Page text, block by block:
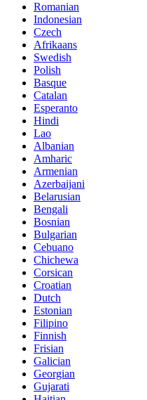
Romanian
Indonesian
Czech
Afrikaans
Swedish
Polish
Basque
Catalan
Esperanto
Hindi
Lao
Albanian
Amharic
Armenian
Azerbaijani
Belarusian
Bengali
Bosnian
Bulgarian
Cebuano
Chichewa
Corsican
Croatian
Dutch
Estonian
Filipino
Finnish
Frisian
Galician
Georgian
Gujarati